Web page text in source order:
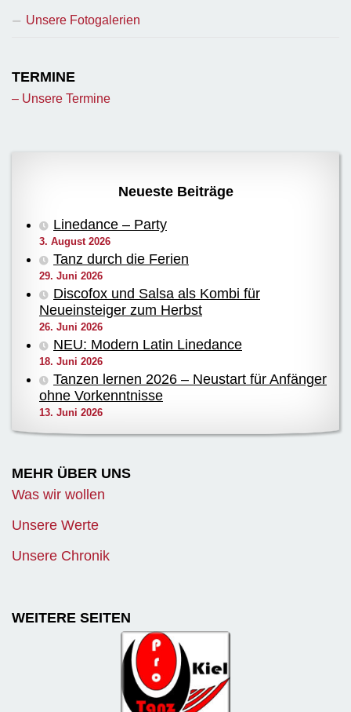
Unsere Fotogalerien
TERMINE
– Unsere Termine
Neueste Beiträge
Linedance – Party
3. August 2026
Tanz durch die Ferien
29. Juni 2026
Discofox und Salsa als Kombi für
Neueinsteiger zum Herbst
26. Juni 2026
NEU: Modern Latin Linedance
18. Juni 2026
Tanzen lernen 2026 – Neustart für Anfänger
ohne Vorkenntnisse
13. Juni 2026
MEHR ÜBER UNS
Was wir wollen
Unsere Werte
Unsere Chronik
WEITERE SEITEN